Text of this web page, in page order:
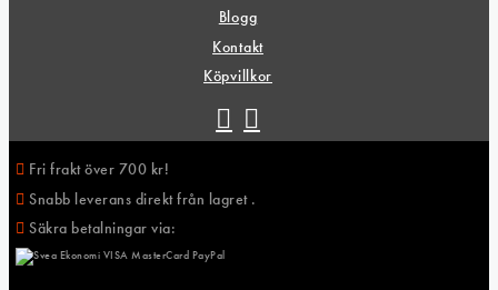
Blogg
Kontakt
Köpvillkor
Fri frakt över 700 kr!
Snabb leverans direkt från lagret .
Säkra betalningar via: